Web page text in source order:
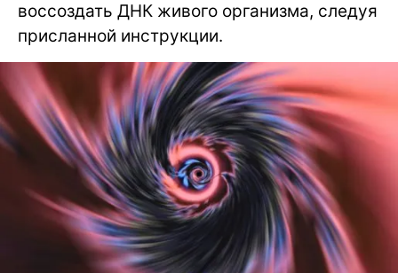
воссоздать ДНК живого организма, следуя
присланной инструкции.